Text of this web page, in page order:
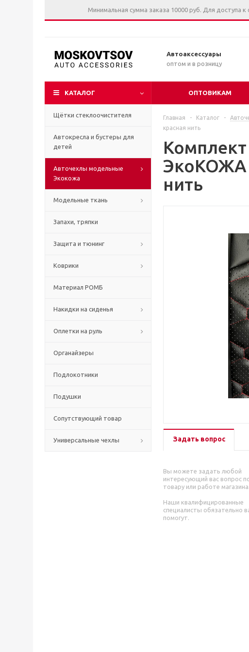
Минимальная сумма заказа 10000 руб. Для доступа
Автоаксессуары
оптом и в розницу
КАТАЛОГ ОПТОВИКАМ
Щётки стеклоочистителя
Автокресла и бустеры для
детей
Авточехлы модельные
Экокожа
Модельные ткань
Запахи, тряпки
Защита и тюнинг
Коврики
Материал РОМБ
Накидки на сиденья
Оплетки на руль
Органайзеры
Подлокотники
Подушки
Сопутствующий товар
Универсальные чехлы
Главная - Каталог -
красная нить
ЭкоКОЖА
нить
Задать вопрос
Вы можете задать любой
интересующий вас вопрос
товару или работе магазина.
Наши квалифицированные
специалисты обязательно
помогут.